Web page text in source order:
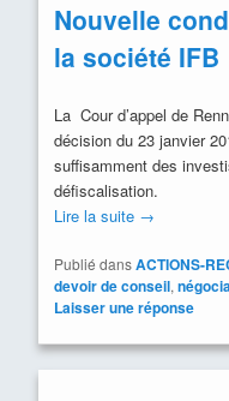
Nouvelle
la société IFB
La Cour d’appel de
décision du 23 janvier
suffisamment des
défiscalisation.
Lire la suite →
Publié dansACTIONS-
devoir de conseil,
Laisser une réponse